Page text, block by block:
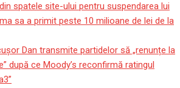
spatele site-ului pentru suspendarea lui
sa a primit peste 10 milioane de lei de la
Dan transmite partidelor să „renunțe la
după ce Moody’s reconfirmă ratingul